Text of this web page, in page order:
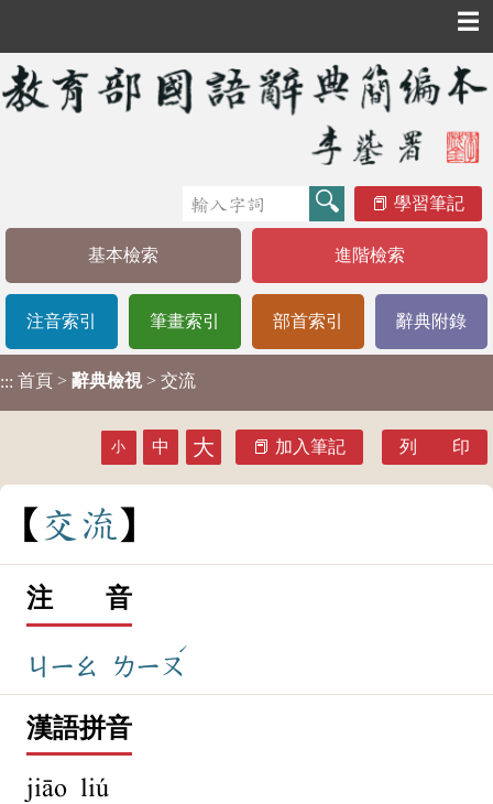
☰
學習筆記
基本檢索 進階檢索
注音索引 筆畫索引 部首索引 辭典附錄
::: 首頁 > 辭典檢視 > 交流
小 中 大 加入筆記 列 印
交 流
注 音
ㄐㄧㄠ ㄌㄧㄡ
ˊ
漢語拼音
jiāo liú